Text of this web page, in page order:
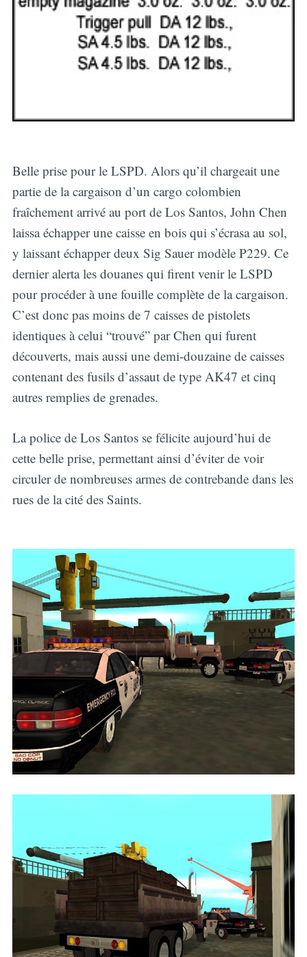
Belle prise pour le LSPD. Alors qu’il chargeait une
partie de la cargaison d’un cargo colombien
fraîchement arrivé au port de Los Santos, John Chen
laissa échapper une caisse en bois qui s’écrasa au sol,
y laissant échapper deux Sig Sauer modèle P229. Ce
dernier alerta les douanes qui firent venir le LSPD
pour procéder à une fouille complète de la cargaison.
C’est donc pas moins de 7 caisses de pistolets
identiques à celui “trouvé” par Chen qui furent
découverts, mais aussi une demi-douzaine de caisses
contenant des fusils d’assaut de type AK47 et cinq
autres remplies de grenades.
La police de Los Santos se félicite aujourd’hui de
cette belle prise, permettant ainsi d’éviter de voir
circuler de nombreuses armes de contrebande dans les
rues de la cité des Saints.